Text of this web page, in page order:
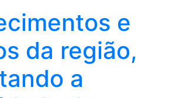
e
da região,
a